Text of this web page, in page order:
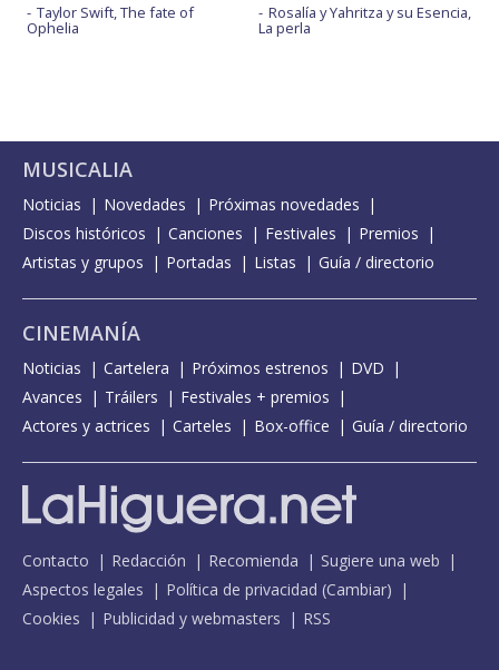
Taylor Swift, The fate of
Ophelia
Rosalía y Yahritza y su Esencia,
La perla
MUSICALIA
Noticias Novedades
Próximas novedades
Discos históricos
Canciones Festivales
Premios
Artistas y grupos
Portadas Listas Guía / directorio
CINEMANÍA
Noticias Cartelera Próximos estrenos
DVD
Avances
Tráilers
Festivales + premios
Actores y actrices
Carteles Box-office Guía / directorio
Contacto Redacción Recomienda
Sugiere una web
Aspectos legales
Política de privacidad (Cambiar)
Cookies
Publicidad y webmasters RSS